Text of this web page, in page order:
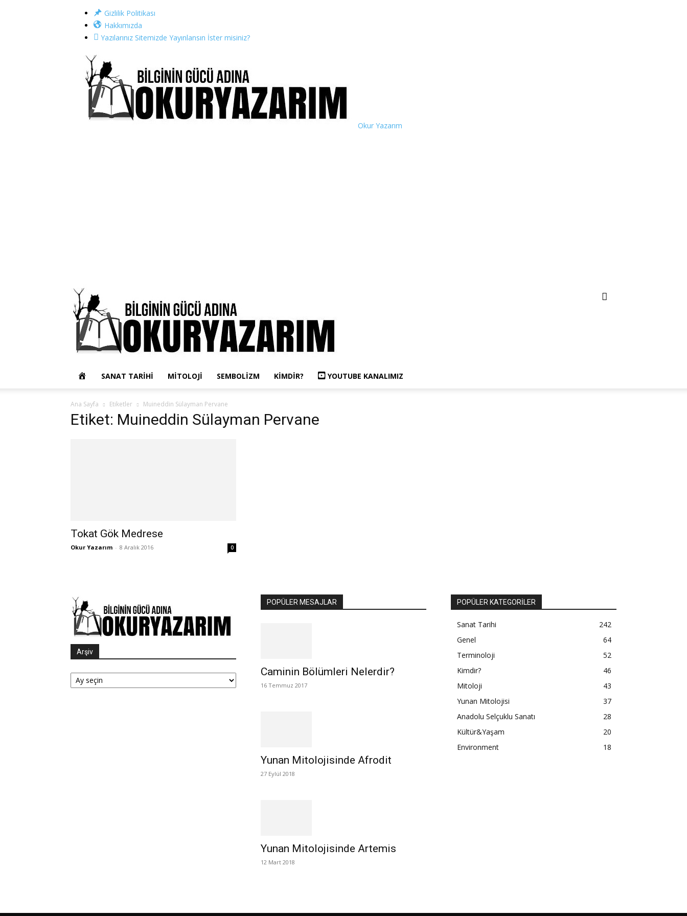
Gizlilik Politikası
Hakkımızda
Yazılarınız Sitemizde Yayınlansın İster misiniz?
Okur Yazarım
OKUR
YAZARIM
SANAT TARIHI MITOLOJI SEMBOLIZM KIMDIR? YOUTUBE KANALIMIZ
Ana Sayfa Etiketler Muineddin Sülayman Pervane
Etiket: Muineddin Sülayman Pervane
Tokat Gök Medrese
Okur Yazarım - 8 Aralık 2016 0
Arşiv
Arşiv
POPÜLER MESAJLAR
Caminin Bölümleri Nelerdir?
16 Temmuz 2017
Yunan Mitolojisinde Afrodit
27 Eylül 2018
Yunan Mitolojisinde Artemis
12 Mart 2018
POPÜLER KATEGORİLER
Sanat Tarihi
242
Genel
64
Terminoloji
52
Kimdir?
46
Mitoloji
43
Yunan Mitolojisi
37
Anadolu Selçuklu Sanatı
28
Kültür&Yaşam
20
Environment
18